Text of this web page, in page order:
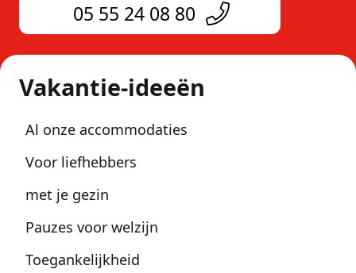
05 55 24 08 80
Vakantie-ideeën
Al onze accommodaties
Voor liefhebbers
met je gezin
Pauzes voor welzijn
Toegankelijkheid